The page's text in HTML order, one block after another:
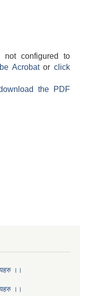
not configured to
Acrobatorclick
the PDF
।।
।।